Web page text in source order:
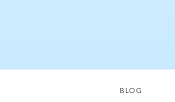
BLOG